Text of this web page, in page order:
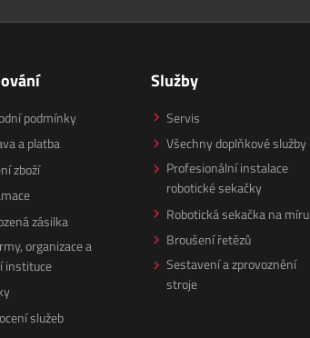
podmínky
a platba
zboží
zásilka
organizace a
instituce
služeb
Služby
Servis
Všechny doplňkové služby
Profesionální instalace
robotické sekačky
Robotická sekačka na míru
Broušení řetězů
Sestavení a zprovoznění
stroje